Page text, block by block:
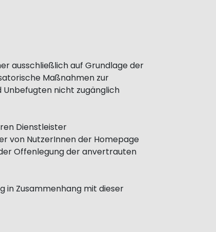
ausschließlich auf Grundlage der
Maßnahmen zur
nicht zugänglich
Dienstleister
von NutzerInnen der Homepage
Offenlegung der anvertrauten
in Zusammenhang mit dieser